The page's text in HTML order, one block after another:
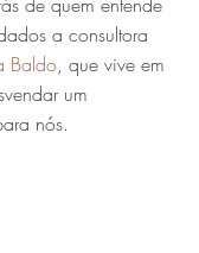
a consultora
Baldo, que vive em
um
nós.